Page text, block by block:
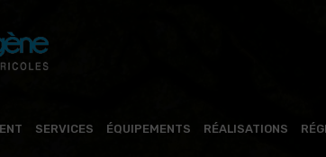
SERVICES ÉQUIPEMENTS RÉALISATIONS